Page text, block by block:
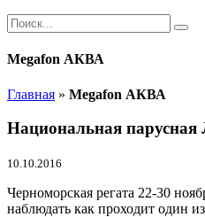
Megafon АКВА
Главная » Megafon АКВА
Национальная парусная
10.10.2016
Черноморская регата 22-30
наблюдать как проходит один